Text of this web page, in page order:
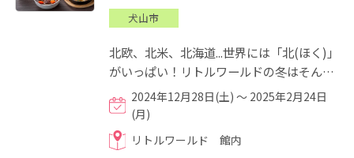
犬山市
北欧、北米、北海道...世界には「北(ほく)」
がいっぱい！リトルワールドの冬はそんな
「北(ほく)」の土地にまつわるイベントが
盛りだくさんです。他...
2024年12月28日(土) ～ 2025年2月24日
(月)
リトルワールド 館内